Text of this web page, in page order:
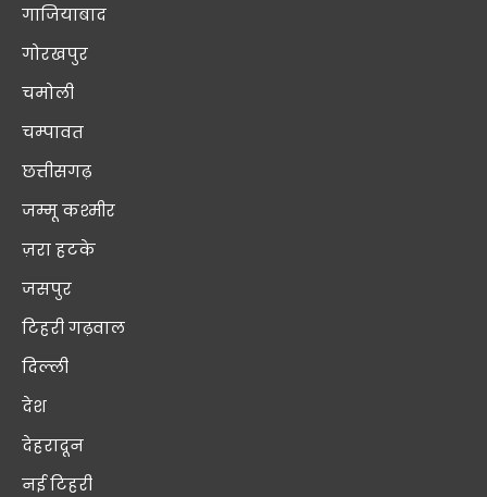
गाजियाबाद
गोरखपुर
चमोली
चम्पावत
छत्तीसगढ़
जम्मू कश्मीर
ज़रा हटके
जसपुर
टिहरी गढ़वाल
दिल्ली
देश
देहरादून
नई टिहरी